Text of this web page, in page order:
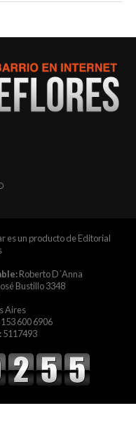
es un producto de Editorial
Roberto D´Anna
Bustillo 3348
Aires
153 600 6906
5117493